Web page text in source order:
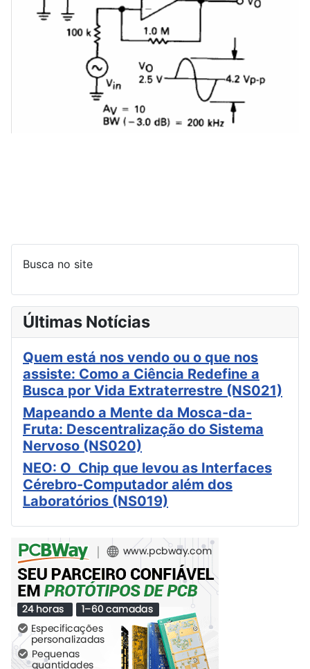
Busca no site
Últimas Notícias
Quem está nos vendo ou o que nos
assiste: Como a Ciência Redefine a
Busca por Vida Extraterrestre (NS021)
Mapeando a Mente da Mosca-da-
Fruta: Descentralização do Sistema
Nervoso (NS020)
NEO: O Chip que levou as Interfaces
Cérebro-Computador além dos
Laboratórios (NS019)